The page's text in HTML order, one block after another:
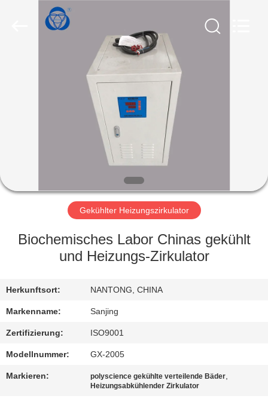
PRODUKTE
FABRIK-
AUSFLUG
QUALITÄTSKONTROLLE
TRETEN
SIE
MIT
UNS
IN
VERBINDUNG
Gekühlter Heizungszirkulator
Biochemisches Labor Chinas gekühlt
und Heizungs-Zirkulator
Herkunftsort: NANTONG, CHINA
Markenname: Sanjing
Zertifizierung: ISO9001
Modellnummer: GX-2005
Markieren: polyscience gekühlte verteilende Bäder,
Heizungsabkühlender Zirkulator